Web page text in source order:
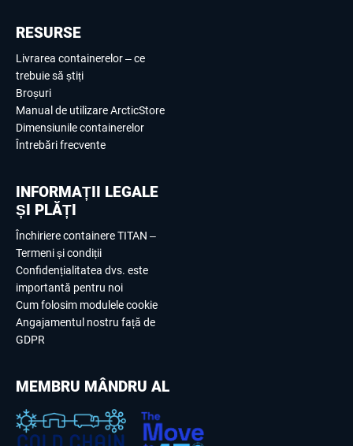
RESURSE
Livrarea containerelor – ce
trebuie să știți
Broșuri
Manual de utilizare ArcticStore
Dimensiunile containerelor
Întrebări frecvente
INFORMAȚII LEGALE
ȘI PLĂȚI
Închiriere containere TITAN –
Termeni și condiții
Confidențialitatea dvs. este
importantă pentru noi
Cum folosim modulele cookie
Angajamentul nostru față de
GDPR
MEMBRU MÂNDRU AL